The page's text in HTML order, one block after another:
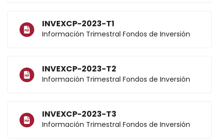
INVEXCP-2023-T1
Información Trimestral Fondos de Inversión
INVEXCP-2023-T2
Información Trimestral Fondos de Inversión
INVEXCP-2023-T3
Información Trimestral Fondos de Inversión